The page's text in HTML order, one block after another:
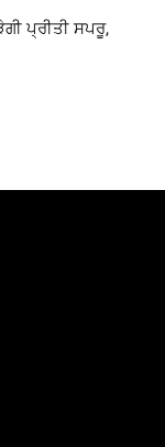
ਪ੍ਰੀਤੀ ਸਪਰੂ,